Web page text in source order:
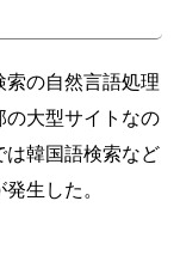
の自然言語処理
大型サイトなの
韓国語検索など
生した。